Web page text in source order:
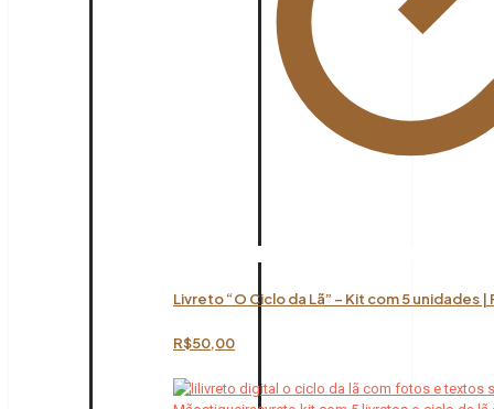
Livreto “O Ciclo da Lã” – Kit com 5 unidades
R$50,00